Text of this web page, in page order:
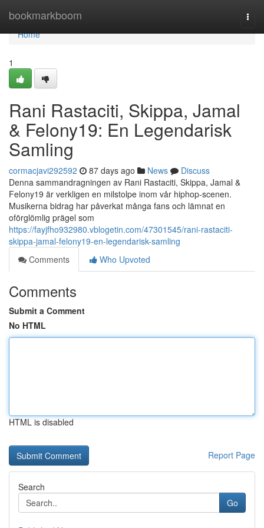
bookmarkboom
Home
Home
1
Rani Rastaciti, Skippa, Jamal
& Felony19: En Legendarisk
Samling
cormacjavi292592 87 days ago News
Discuss
Denna sammandragningen av Rani Rastaciti, Skippa, Jamal &
Felony19 är verkligen en milstolpe inom vår hiphop-scenen.
Musikerna bidrag har påverkat många fans och lämnat en
oförglömlig prägel som
https://fayjfho932980.vblogetin.com/47301545/rani-rastaciti-
skippa-jamal-felony19-en-legendarisk-samling
Comments
Who Upvoted
Comments
Submit a Comment
No HTML
HTML is disabled
Report Page
Search
Go